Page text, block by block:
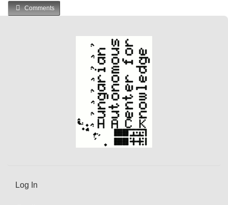
Comments
Log In